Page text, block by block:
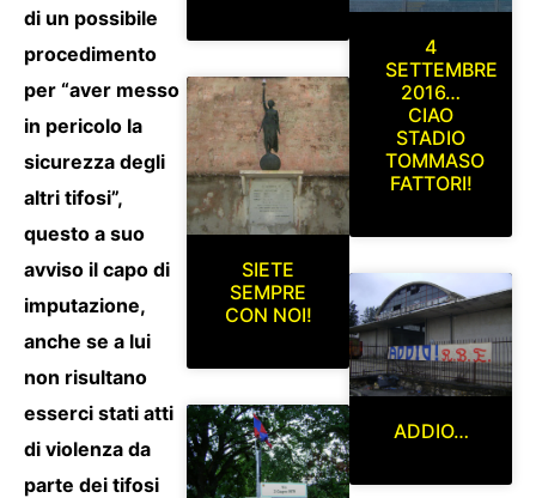
di un possibile
procedimento
per “aver messo
in pericolo la
sicurezza degli
altri tifosi”,
questo a suo
avviso il capo di
imputazione,
anche se a lui
non risultano
esserci stati atti
di violenza da
parte dei tifosi
SIETE
SEMPRE
CON NOI!
4
SETTEMBRE
2016…
CIAO
STADIO
TOMMASO
FATTORI!
ADDIO…